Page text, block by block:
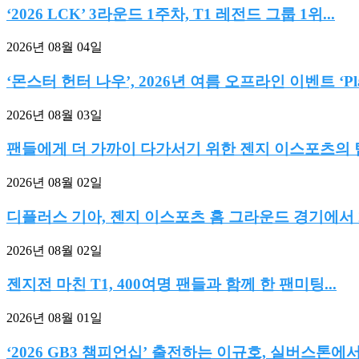
‘2026 LCK’ 3라운드 1주차, T1 레전드 그룹 1위...
2026년 08월 04일
‘몬스터 헌터 나우’, 2026년 여름 오프라인 이벤트
2026년 08월 03일
팬들에게 더 가까이 다가서기 위한 젠지 이스포츠의
2026년 08월 02일
디플러스 기아, 젠지 이스포츠 홈 그라운드 경기에서
2026년 08월 02일
젠지전 마친 T1, 400여명 팬들과 함께 한 팬미팅...
2026년 08월 01일
‘2026 GB3 챔피언십’ 출전하는 이규호, 실버스톤에